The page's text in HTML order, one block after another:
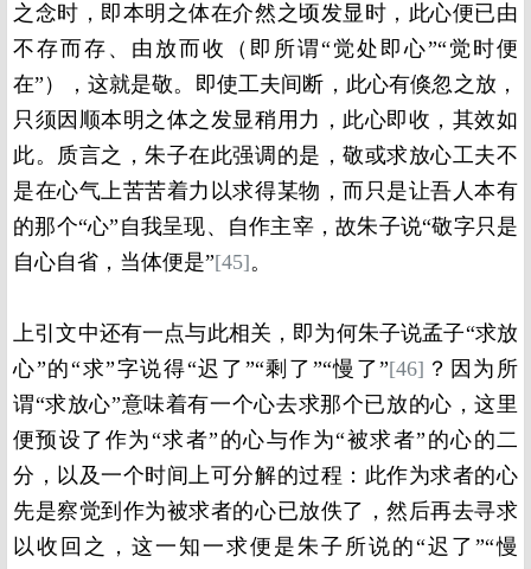
之念时，即本明之体在介然之顷发显时，此心便已由
不存而存、由放而收（即所谓“觉处即心”“觉时便
在”），这就是敬。即使工夫间断，此心有倏忽之放，
只须因顺本明之体之发显稍用力，此心即收，其效如
此。质言之，朱子在此强调的是，敬或求放心工夫不
是在心气上苦苦着力以求得某物，而只是让吾人本有
的那个“心”自我呈现、自作主宰，故朱子说“敬字只是
自心自省，当体便是”[45]。
上引文中还有一点与此相关，即为何朱子说孟子“求放
心”的“求”字说得“迟了”“剩了”“慢了”[46] ？因为所
谓“求放心”意味着有一个心去求那个已放的心，这里
便预设了作为“求者”的心与作为“被求者”的心的二
分，以及一个时间上可分解的过程：此作为求者的心
先是察觉到作为被求者的心已放佚了，然后再去寻求
以收回之，这一知一求便是朱子所说的“迟了”“慢